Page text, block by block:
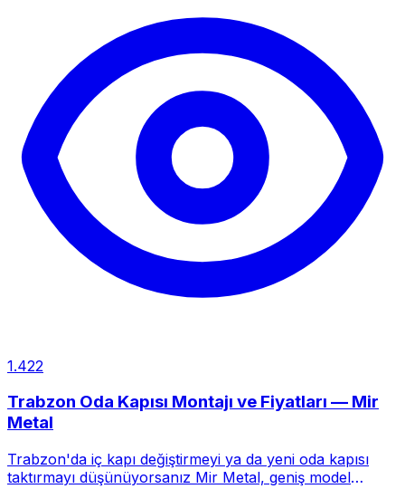
1.422
Trabzon Oda Kapısı Montajı ve Fiyatları — Mir
Metal
Trabzon'da iç kapı değiştirmeyi ya da yeni oda kapısı
taktırmayı düşünüyorsanız Mir Metal, geniş model